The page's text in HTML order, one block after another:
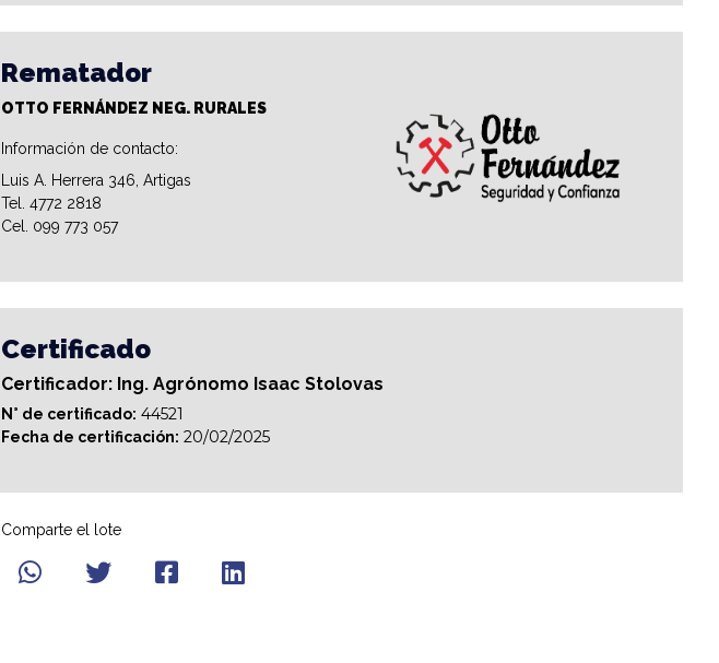
Rematador
OTTO FERNÁNDEZ NEG. RURALES
Información de contacto:
Luis A. Herrera 346, Artigas
Tel. 4772 2818
Cel. 099 773 057
Certificado
Certificador: Ing. Agrónomo Isaac Stolovas
N° de certificado: 44521
Fecha de certificación: 20/02/2025
Comparte el lote